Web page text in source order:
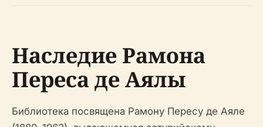
Наследие Рамона
Переса де Аялы
Библиотека посвящена Рамону Пересу де Аяле